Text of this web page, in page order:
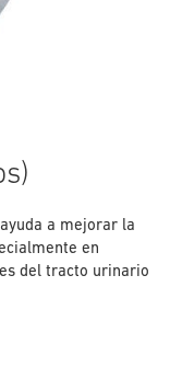
a mejorar la
en
del tracto urinario